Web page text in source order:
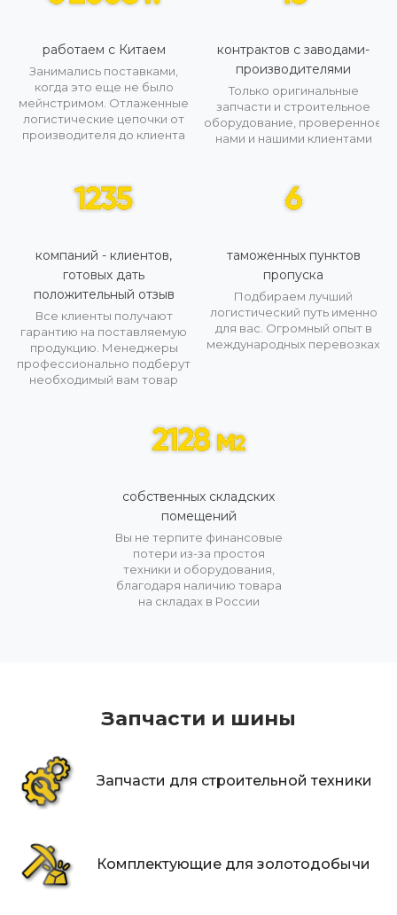
работаем с Китаем
Занимались поставками,
когда это еще не было
мейнстримом. Отлаженные
логистические цепочки от
производителя до клиента
контрактов с заводами-
производителями
Только оригинальные
запчасти и строительное
оборудование, проверенное
нами и нашими клиентами
компаний - клиентов,
готовых дать
положительный отзыв
Все клиенты получают
гарантию на поставляемую
продукцию. Менеджеры
профессионально подберут
необходимый вам товар
таможенных пунктов
пропуска
Подбираем лучший
логистический путь именно
для вас. Огромный опыт в
международных перевозках
собственных складских
помещений
Вы не терпите финансовые
потери из-за простоя
техники и оборудования,
благодаря наличию товара
на складах в России
Запчасти и шины
Запчасти для строительной техники
Комплектующие для золотодобычи